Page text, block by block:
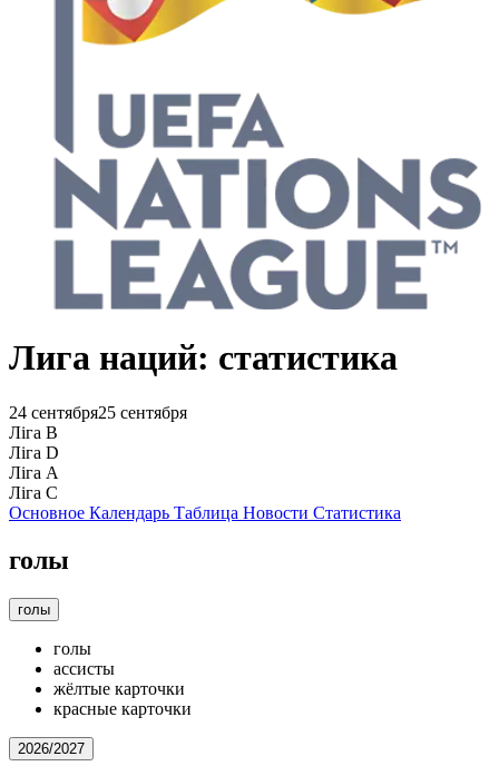
Лига наций: статистика
24 сентября25 сентября
Ліга B
Ліга D
Ліга А
Ліга С
Основное Календарь Таблица Новости Статистика
голы
голы
голы
ассисты
жёлтые карточки
красные карточки
2026/2027